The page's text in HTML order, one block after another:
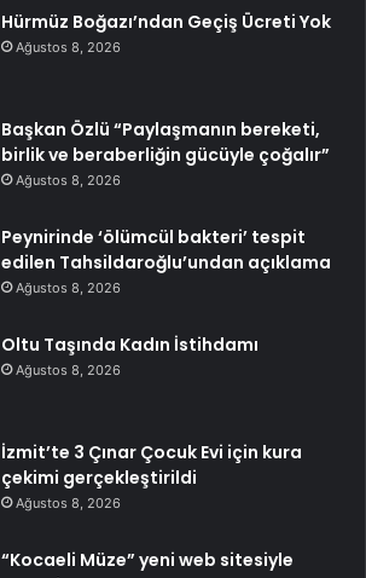
Hürmüz Boğazı’ndan Geçiş Ücreti Yok
Ağustos 8, 2026
Başkan Özlü “Paylaşmanın bereketi,
birlik ve beraberliğin gücüyle çoğalır”
Ağustos 8, 2026
Peynirinde ‘ölümcül bakteri’ tespit
edilen Tahsildaroğlu’undan açıklama
Ağustos 8, 2026
Oltu Taşında Kadın İstihdamı
Ağustos 8, 2026
İzmit’te 3 Çınar Çocuk Evi için kura
çekimi gerçekleştirildi
Ağustos 8, 2026
“Kocaeli Müze” yeni web sitesiyle